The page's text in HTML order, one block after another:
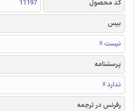
کد محصول
11197
بیس
نیست ☓
پرسشنامه
ندارد ☓
رفرنس در ترجمه